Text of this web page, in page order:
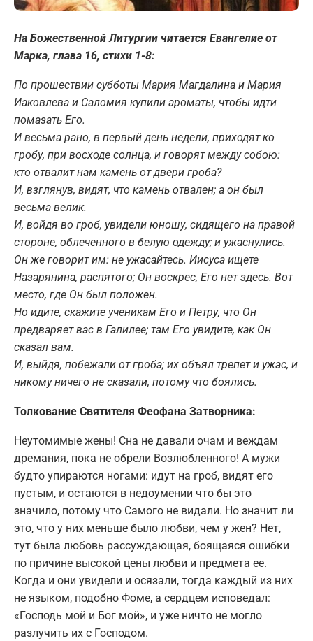
На Божественной Литургии читается Евангелие от
Марка, глава 16, стихи 1-8:
По прошествии субботы Мария Магдалина и Мария
Иаковлева и Саломия купили ароматы, чтобы идти
помазать Его.
И весьма рано, в первый день недели, приходят ко
гробу, при восходе солнца, и говорят между собою:
кто отвалит нам камень от двери гроба?
И, взглянув, видят, что камень отвален; а он был
весьма велик.
И, войдя во гроб, увидели юношу, сидящего на правой
стороне, облеченного в белую одежду; и ужаснулись.
Он же говорит им: не ужасайтесь. Иисуса ищете
Назарянина, распятого; Он воскрес, Его нет здесь. Вот
место, где Он был положен.
Но идите, скажите ученикам Его и Петру, что Он
предваряет вас в Галилее; там Его увидите, как Он
сказал вам.
И, выйдя, побежали от гроба; их объял трепет и ужас, и
никому ничего не сказали, потому что боялись.
Толкование Святителя Феофана Затворника:
Неутомимые жены! Сна не давали очам и веждам
дремания, пока не обрели Возлюбленного! А мужи
будто упираются ногами: идут на гроб, видят его
пустым, и остаются в недоумении что бы это
значило, потому что Самого не видали. Но значит ли
это, что у них меньше было любви, чем у жен? Нет,
тут была любовь рассуждающая, боящаяся ошибки
по причине высокой цены любви и предмета ее.
Когда и они увидели и осязали, тогда каждый из них
не языком, подобно Фоме, а сердцем исповедал:
«Господь мой и Бог мой», и уже ничто не могло
разлучить их с Господом.